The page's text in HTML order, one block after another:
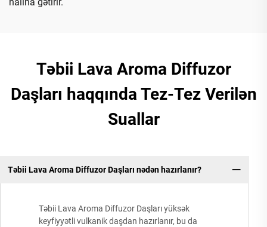
Təbii Lava Aroma Diffuzor
Daşları haqqında Tez-Tez Verilən
Suallar
Təbii Lava Aroma Diffuzor Daşları nədən hazırlanır?
Təbii Lava Aroma Diffuzor Daşları yüksək
keyfiyyətli vulkanik daşdan hazırlanır, bu da